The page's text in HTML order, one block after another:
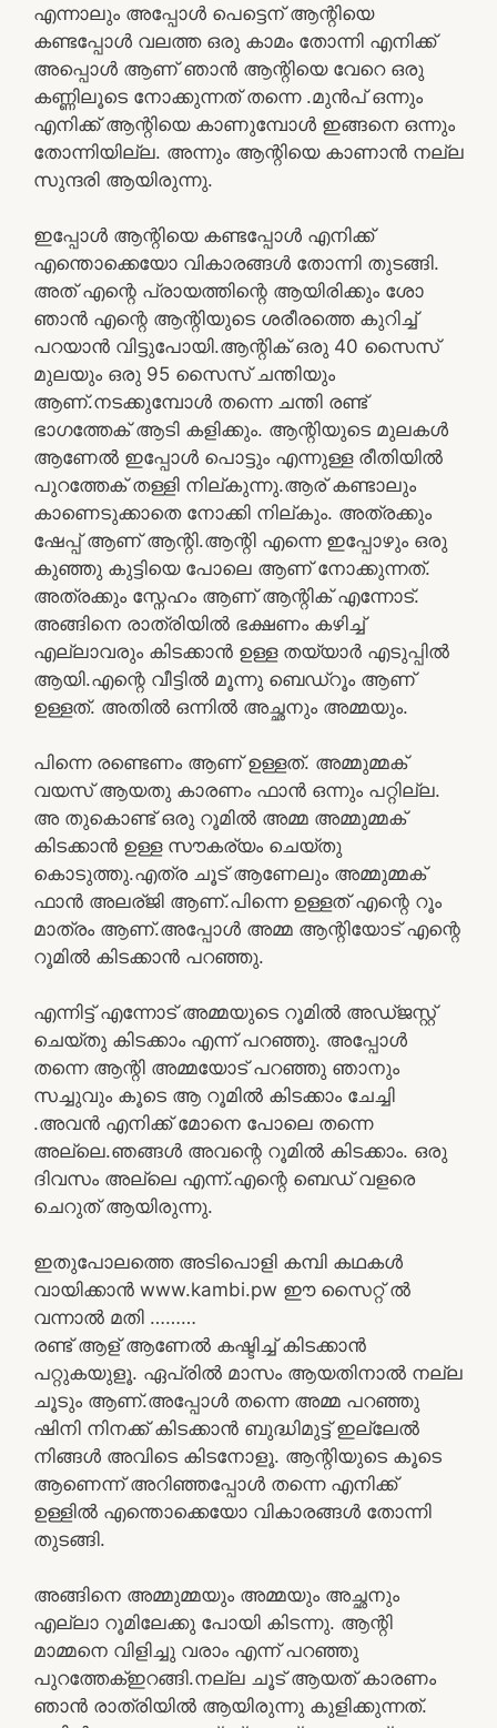
എന്നാലും അപ്പോൾ പെട്ടെന് ആന്റിയെ
കണ്ടപ്പോൾ വലത്ത ഒരു കാമം തോന്നി എനിക്ക്
അപ്പൊൾ ആണ് ഞാൻ ആന്റിയെ വേറെ ഒരു
കണ്ണിലൂടെ നോക്കുന്നത് തന്നെ .മുൻപ് ഒന്നും
എനിക്ക് ആന്റിയെ കാണുമ്പോൾ ഇങ്ങനെ ഒന്നും
തോന്നിയില്ല. അന്നും ആന്റിയെ കാണാൻ നല്ല
സുന്ദരി ആയിരുന്നു.
ഇപ്പോൾ ആന്റിയെ കണ്ടപ്പോൾ എനിക്ക്
എന്തൊക്കെയോ വികാരങ്ങൾ തോന്നി തുടങ്ങി.
അത്‌ എന്റെ പ്രായത്തിന്റെ ആയിരിക്കും ശോ
ഞാൻ എന്റെ ആന്റിയുടെ ശരീരത്തെ കുറിച്ച്
പറയാൻ വിട്ടുപോയി.ആന്റിക് ഒരു 40 സൈസ്
മുലയും ഒരു 95 സൈസ് ചന്തിയും
ആണ്.നടക്കുമ്പോൾ തന്നെ ചന്തി രണ്ട്
ഭാഗത്തേക് ആടി കളിക്കും. ആന്റിയുടെ മുലകൾ
ആണേൽ ഇപ്പോൾ പൊട്ടും എന്നുള്ള രീതിയിൽ
പുറത്തേക് തള്ളി നില്കുന്നു.ആര് കണ്ടാലും
കാണെടുക്കാതെ നോക്കി നില്കും. അത്രക്കും
ഷേപ്പ് ആണ് ആന്റി.ആന്റി എന്നെ ഇപ്പോഴും ഒരു
കുഞ്ഞു കുട്ടിയെ പോലെ ആണ് നോക്കുന്നത്‌.
അത്രക്കും സ്നേഹം ആണ് ആന്റിക് എന്നോട്.
അങ്ങിനെ രാത്രിയിൽ ഭക്ഷണം കഴിച്ച്
എല്ലാവരും കിടക്കാൻ ഉള്ള തയ്യാർ എടുപ്പിൽ
ആയി.എന്റെ വീട്ടിൽ മൂന്നു ബെഡ്‌റൂം ആണ്
ഉള്ളത്. അതിൽ ഒന്നിൽ അച്ഛനും അമ്മയും.
പിന്നെ രണ്ടെണം ആണ് ഉള്ളത്. അമ്മുമ്മക്
വയസ് ആയതു കാരണം ഫാൻ ഒന്നും പറ്റില്ല.
അ തുകൊണ്ട് ഒരു റൂമിൽ അമ്മ അമ്മുമ്മക്
കിടക്കാൻ ഉള്ള സൗകര്യം ചെയ്തു
കൊടുത്തു.എത്ര ചൂട് ആണേലും അമ്മുമ്മക്
ഫാൻ അലര്ജി ആണ്.പിന്നെ ഉള്ളത് എന്റെ റൂം
മാത്രം ആണ്.അപ്പോൾ അമ്മ ആന്റിയോട് എന്റെ
റൂമിൽ കിടക്കാൻ പറഞ്ഞു.
എന്നിട്ട് എന്നോട് അമ്മയുടെ റൂമിൽ അഡ്ജസ്റ്റ്
ചെയ്തു കിടക്കാം എന്ന് പറഞ്ഞു. അപ്പോൾ
തന്നെ ആന്റി അമ്മയോട് പറഞ്ഞു ഞാനും
സച്ചുവും കൂടെ ആ റൂമിൽ കിടക്കാം ചേച്ചി
.അവൻ എനിക്ക് മോനെ പോലെ തന്നെ
അല്ലെ.ഞങ്ങൾ അവന്റെ റൂമിൽ കിടക്കാം. ഒരു
ദിവസം അല്ലെ എന്ന്.എന്റെ ബെഡ് വളരെ
ചെറുത് ആയിരുന്നു.
ഇതുപോലത്തെ അടിപൊളി കമ്പി കഥകൾ
വായിക്കാൻ www.kambi.pw ഈ സൈറ്റ് ൽ
വന്നാൽ മതി ………
രണ്ട് ആള് ആണേൽ കഷ്ടിച്ച് കിടക്കാൻ
പറ്റുകയുളൂ. ഏപ്രിൽ മാസം ആയതിനാൽ നല്ല
ചൂടും ആണ്.അപ്പോൾ തന്നെ അമ്മ പറഞ്ഞു
ഷിനി നിനക്ക് കിടക്കാൻ ബുദ്ധിമുട്ട് ഇല്ലേൽ
നിങ്ങൾ അവിടെ കിടനോളൂ. ആന്റിയുടെ കൂടെ
ആണെന്ന് അറിഞ്ഞപ്പോൾ തന്നെ എനിക്ക്
ഉള്ളിൽ എന്തൊക്കെയോ വികാരങ്ങൾ തോന്നി
തുടങ്ങി.
അങ്ങിനെ അമ്മുമ്മയും അമ്മയും അച്ഛനും
എല്ലാ റൂമിലേക്കു പോയി കിടന്നു. ആന്റി
മാമ്മനെ വിളിച്ചു വരാം എന്ന് പറഞ്ഞു
പുറത്തേക്ഇറങ്ങി.നല്ല ചൂട് ആയത് കാരണം
ഞാൻ രാത്രിയിൽ ആയിരുന്നു കുളിക്കുന്നത്.